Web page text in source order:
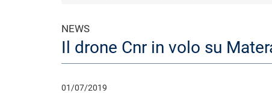
NEWS
Il drone Cnr in volo su
01/07/2019